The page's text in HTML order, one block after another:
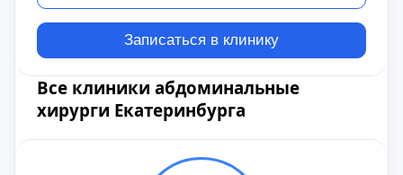
Записаться в клинику
Все клиники абдоминальные
хирурги Екатеринбурга